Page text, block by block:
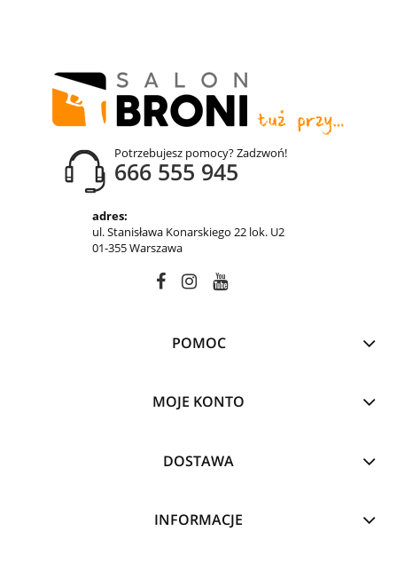
Potrzebujesz pomocy? Zadzwoń!
666 555 945
adres:
ul. Stanisława Konarskiego 22 lok. U2
01-355 Warszawa
POMOC
MOJE KONTO
DOSTAWA
INFORMACJE